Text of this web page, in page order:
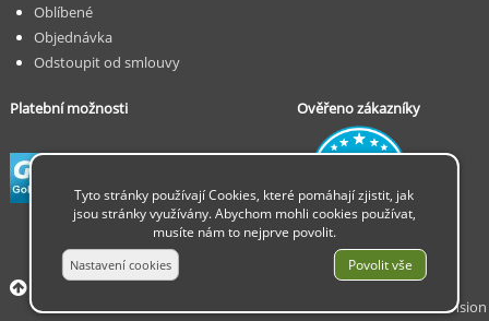
Oblíbené
Objednávka
Odstoupit od smlouvy
Platební možnosti Ověřeno zákazníky
© 2026 Insion
Tyto stránky používají Cookies, které pomáhají zjistit, jak
jsou stránky využívány. Abychom mohli cookies používat,
musíte nám to nejprve povolit.